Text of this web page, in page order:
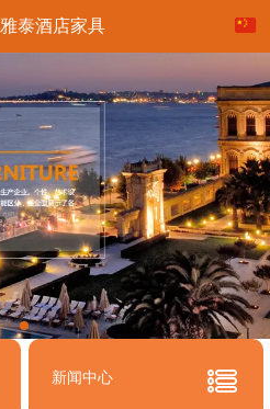
雅泰酒店家具
新闻中心